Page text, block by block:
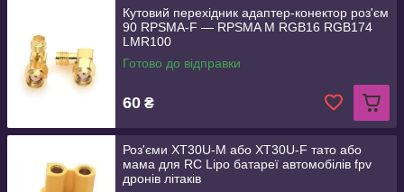
Кутовий перехідник адаптер-конектор роз'єм
90 RPSMA-F — RPSMA M RGB16 RGB174
LMR100
Готово до відправки
60 ₴
Роз'єми XT30U-M або XT30U-F тато або
мама для RC Lipo батареї автомобілів fpv
дронів літаків